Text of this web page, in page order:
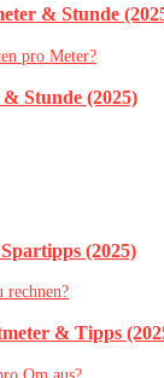
& Stunde
Stunde (2025)
(2025)
& Tipps